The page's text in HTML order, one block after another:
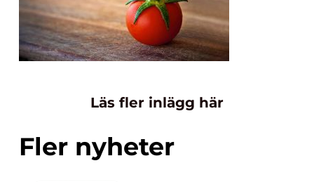
Läs fler inlägg här
Fler nyheter